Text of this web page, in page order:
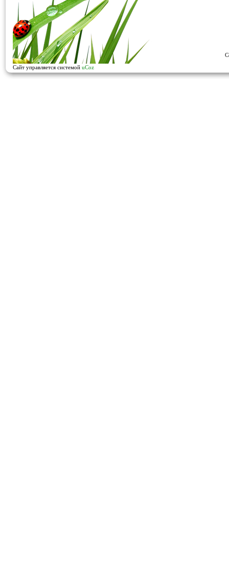
Сайт управляется системой uCoz